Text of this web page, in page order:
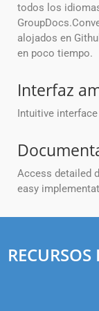
todos los
alojados en
en poco tiempo.
Interfaz
Intuitive
Access detailed
easy